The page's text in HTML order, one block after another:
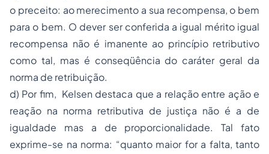
o preceito: ao merecimento a sua recompensa, o bem
para o bem. O dever ser conferida a igual mérito igual
recompensa não é imanente ao princípio retributivo
como tal, mas é conseqüência do caráter geral da
norma de retribuição.
d) Por fim, Kelsen destaca que a relação entre ação e
reação na norma retributiva de justiça não é a de
igualdade mas a de proporcionalidade. Tal fato
exprime-se na norma: “quanto maior for a falta, tanto